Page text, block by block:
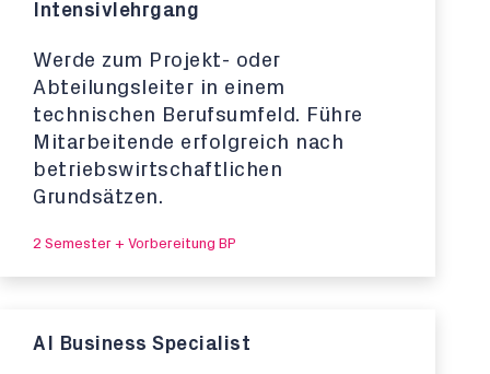
Intensivlehrgang
Werde zum Projekt- oder
Abteilungsleiter in einem
technischen Berufsumfeld. Führe
Mitarbeitende erfolgreich nach
betriebswirtschaftlichen
Grundsätzen.
2 Semester + Vorbereitung BP
AI Business Specialist